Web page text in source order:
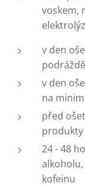
voskem,
v den
v den
na
před
produkty
24 - 48
kofeinu